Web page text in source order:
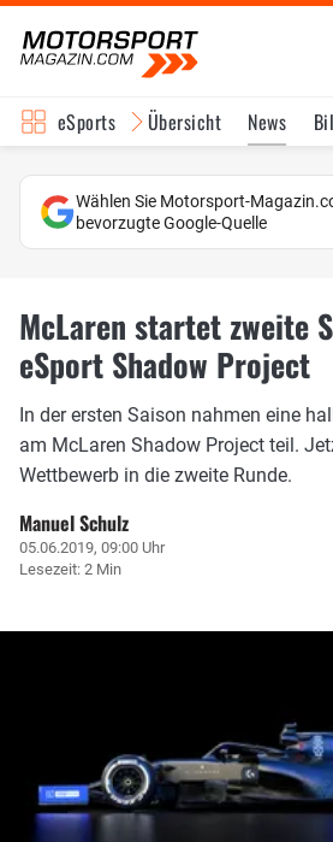
eSports Übersicht News
Wählen Sie Motorsport-
bevorzugte Google-Quelle
McLaren startet zweite
eSport Shadow Project
In der ersten Saison nahmen eine
am McLaren Shadow Project teil.
Wettbewerb in die zweite Runde.
Manuel Schulz
05.06.2019, 09:00 Uhr
Lesezeit: 2 Min